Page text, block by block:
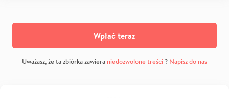
Wpłać teraz
Uważasz, że ta zbiórka zawiera niedozwolone treści? Napisz do nas